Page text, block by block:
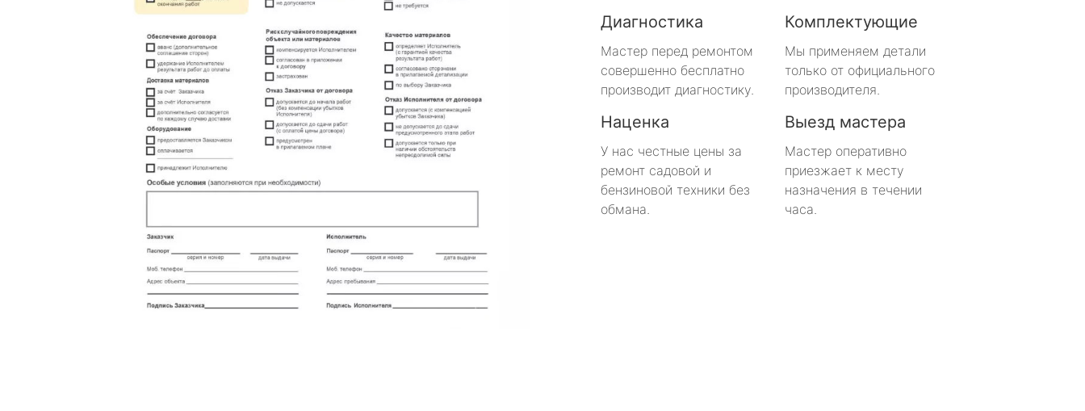
Диагностика
Мастер перед ремонтом
совершенно бесплатно
производит диагностику.
Комплектующие
Мы применяем детали
только от официального
производителя.
Наценка
У нас честные цены за
ремонт садовой и
бензиновой техники без
обмана.
Выезд мастера
Мастер оперативно
приезжает к месту
назначения в течении
часа.